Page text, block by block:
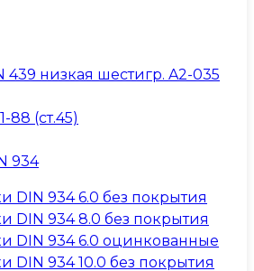
439 низкая шестигр. A2-035
88 (ст.45)
934
DIN 934 6.0 без покрытия
DIN 934 8.0 без покрытия
DIN 934 6.0 оцинкованные
DIN 934 10.0 без покрытия